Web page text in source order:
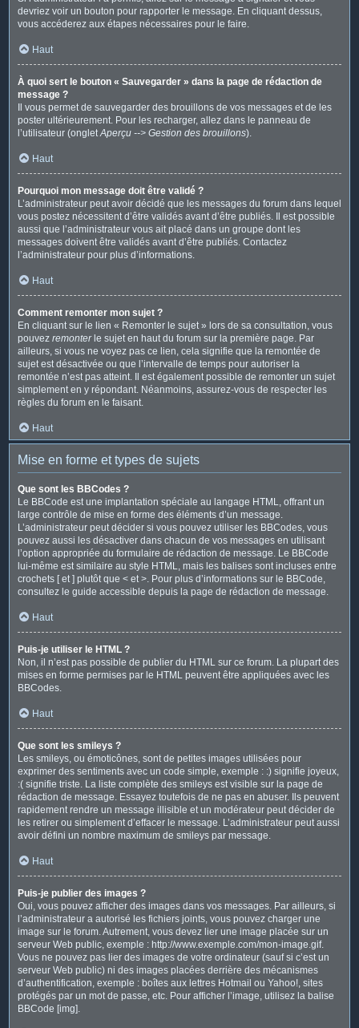
devriez voir un bouton pour rapporter le message. En cliquant dessus,
vous accéderez aux étapes nécessaires pour le faire.
Haut
À quoi sert le bouton « Sauvegarder » dans la page de rédaction de
message ?
Il vous permet de sauvegarder des brouillons de vos messages et de les
poster ultérieurement. Pour les recharger, allez dans le panneau de
l’utilisateur (ongletAperçu --> Gestion des brouillons).
Haut
Pourquoi mon message doit être validé ?
L’administrateur peut avoir décidé que les messages du forum dans lequel
vous postez nécessitent d’être validés avant d’être publiés. Il est possible
aussi que l’administrateur vous ait placé dans un groupe dont les
messages doivent être validés avant d’être publiés. Contactez
l’administrateur pour plus d’informations.
Haut
Comment remonter mon sujet ?
En cliquant sur le lien « Remonter le sujet » lors de sa consultation, vous
pouvez remonterle sujet en haut du forum sur la première page. Par
ailleurs, si vous ne voyez pas ce lien, cela signifie que la remontée de
sujet est désactivée ou que l’intervalle de temps pour autoriser la
remontée n’est pas atteint. Il est également possible de remonter un sujet
simplement en y répondant. Néanmoins, assurez-vous de respecter les
règles du forum en le faisant.
Haut
Mise en forme et types de sujets
Que sont les BBCodes ?
Le BBCode est une implantation spéciale au langage HTML, offrant un
large contrôle de mise en forme des éléments d’un message.
L’administrateur peut décider si vous pouvez utiliser les BBCodes, vous
pouvez aussi les désactiver dans chacun de vos messages en utilisant
l’option appropriée du formulaire de rédaction de message. Le BBCode
lui-même est similaire au style HTML, mais les balises sont incluses entre
crochets [ et ] plutôt que < et >. Pour plus d’informations sur le BBCode,
consultez le guide accessible depuis la page de rédaction de message.
Haut
Puis-je utiliser le HTML ?
Non, il n’est pas possible de publier du HTML sur ce forum. La plupart des
mises en forme permises par le HTML peuvent être appliquées avec les
BBCodes.
Haut
Que sont les smileys ?
Les smileys, ou émoticônes, sont de petites images utilisées pour
exprimer des sentiments avec un code simple, exemple : :) signifie joyeux,
:( signifie triste. La liste complète des smileys est visible sur la page de
rédaction de message. Essayez toutefois de ne pas en abuser. Ils peuvent
rapidement rendre un message illisible et un modérateur peut décider de
les retirer ou simplement d’effacer le message. L’administrateur peut aussi
avoir défini un nombre maximum de smileys par message.
Haut
Puis-je publier des images ?
Oui, vous pouvez afficher des images dans vos messages. Par ailleurs, si
l’administrateur a autorisé les fichiers joints, vous pouvez charger une
image sur le forum. Autrement, vous devez lier une image placée sur un
serveur Web public, exemple : http://www.exemple.com/mon-image.gif.
Vous ne pouvez pas lier des images de votre ordinateur (sauf si c’est un
serveur Web public) ni des images placées derrière des mécanismes
d’authentification, exemple : boîtes aux lettres Hotmail ou Yahoo!, sites
protégés par un mot de passe, etc. Pour afficher l’image, utilisez la balise
BBCode [img].